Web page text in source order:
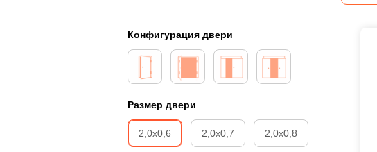
Конфигурация двери
Размер двери
2,0х0,6 2,0х0,7 2,0х0,8